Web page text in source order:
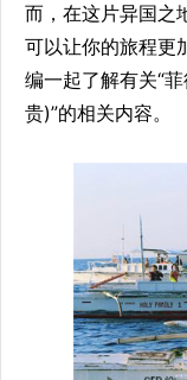
而，在这片异国之
可以让你的旅程更
编一起了解有关“
贵)”的相关内容。